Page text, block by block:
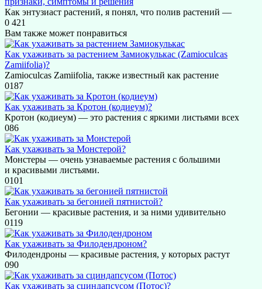
Как энтузиаст растений, я понял, что полив растений —
0 421
Вам также может понравиться
Как ухаживать за растением Замиокулькас (Zamioculcas
Zamiifolia)?
Zamioculcas Zamiifolia, также известный как растение
0187
Как ухаживать за Кротон (кодиеум)?
Кротон (кодиеум) — это растения с яркими листьями всех
086
Как ухаживать за Монстерой?
Монстеры — очень узнаваемые растения с большими
и красивыми листьями.
0101
Как ухаживать за бегонией пятнистой?
Бегонии — красивые растения, и за ними удивительно
0119
Как ухаживать за Филодендроном?
Филодендроны — красивые растения, у которых растут
090
Как ухаживать за cциндапсусом (Потос)?